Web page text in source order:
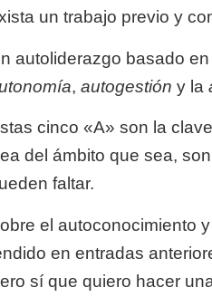
un trabajo previo y
autoliderazgo basado en
, autogestión y la
cinco «A» son la
del ámbito que sea,
faltar.
el autoconocimiento
en entradas
sí que quiero hacer